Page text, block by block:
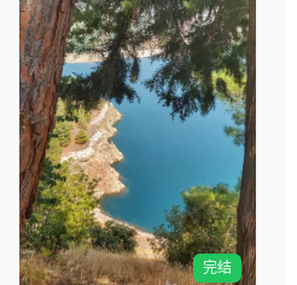
立
即
观
看
完结